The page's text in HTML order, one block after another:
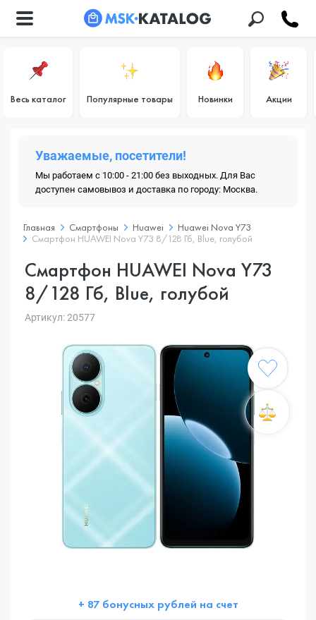
Весь каталог Популярные товары Новинки Акции
Уважаемые, посетители!
Мы работаем с 10:00 - 21:00 без выходных. Для Вас
доступен самовывоз и доставка по городу: Москва.
Главная Смартфоны Huawei
Huawei Nova Y73
Смартфон HUAWEI Nova Y73 8/128 Гб, Blue, голубой
Смартфон HUAWEI Nova Y73
8/128 Гб, Blue, голубой
Артикул: 20577
+ 87 бонусных рублей на счет